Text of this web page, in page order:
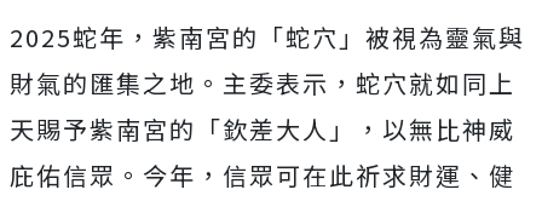
2025蛇年，紫南宮的「蛇穴」被視為靈氣與
財氣的匯集之地。主委表示，蛇穴就如同上
天賜予紫南宮的「欽差大人」，以無比神威
庇佑信眾。今年，信眾可在此祈求財運、健